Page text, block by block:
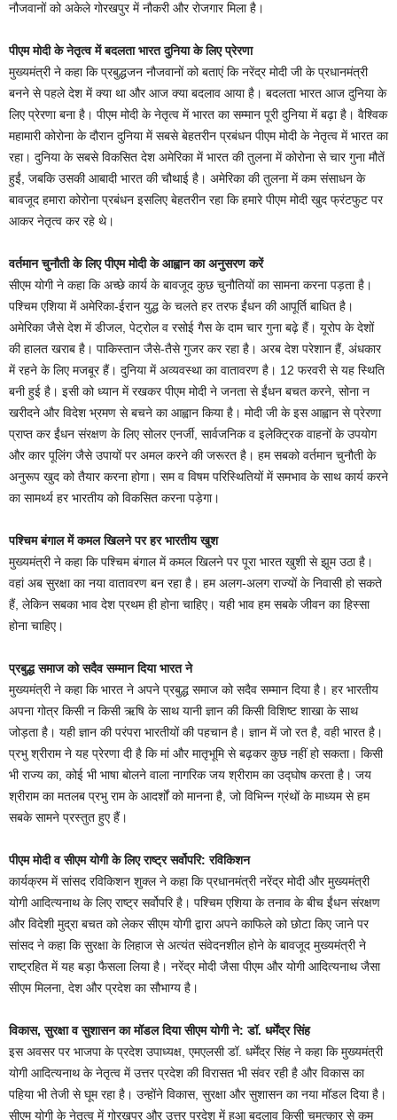
नौजवानों को अकेले गोरखपुर में नौकरी और रोजगार मिला है।
पीएम मोदी के नेतृत्व में बदलता भारत दुनिया के लिए प्रेरणा
मुख्यमंत्री ने कहा कि प्रबुद्धजन नौजवानों को बताएं कि नरेंद्र मोदी जी के प्रधानमंत्री
बनने से पहले देश में क्या था और आज क्या बदलाव आया है। बदलता भारत आज दुनिया के
लिए प्रेरणा बना है। पीएम मोदी के नेतृत्व में भारत का सम्मान पूरी दुनिया में बढ़ा है। वैश्विक
महामारी कोरोना के दौरान दुनिया में सबसे बेहतरीन प्रबंधन पीएम मोदी के नेतृत्व में भारत का
रहा। दुनिया के सबसे विकसित देश अमेरिका में भारत की तुलना में कोरोना से चार गुना मौतें
हुईं, जबकि उसकी आबादी भारत की चौथाई है। अमेरिका की तुलना में कम संसाधन के
बावजूद हमारा कोरोना प्रबंधन इसलिए बेहतरीन रहा कि हमारे पीएम मोदी खुद फ्रंटफुट पर
आकर नेतृत्व कर रहे थे।
वर्तमान चुनौती के लिए पीएम मोदी के आह्वान का अनुसरण करें
सीएम योगी ने कहा कि अच्छे कार्य के बावजूद कुछ चुनौतियों का सामना करना पड़ता है।
पश्चिम एशिया में अमेरिका-ईरान युद्ध के चलते हर तरफ ईंधन की आपूर्ति बाधित है।
अमेरिका जैसे देश में डीजल, पेट्रोल व रसोई गैस के दाम चार गुना बढ़े हैं। यूरोप के देशों
की हालत खराब है। पाकिस्तान जैसे-तैसे गुजर कर रहा है। अरब देश परेशान हैं, अंधकार
में रहने के लिए मजबूर हैं। दुनिया में अव्यवस्था का वातावरण है। 12 फरवरी से यह स्थिति
बनी हुई है। इसी को ध्यान में रखकर पीएम मोदी ने जनता से ईंधन बचत करने, सोना न
खरीदने और विदेश भ्रमण से बचने का आह्वान किया है। मोदी जी के इस आह्वान से प्रेरणा
प्राप्त कर ईंधन संरक्षण के लिए सोलर एनर्जी, सार्वजनिक व इलेक्ट्रिक वाहनों के उपयोग
और कार पूलिंग जैसे उपायों पर अमल करने की जरूरत है। हम सबको वर्तमान चुनौती के
अनुरूप खुद को तैयार करना होगा। सम व विषम परिस्थितियों में समभाव के साथ कार्य करने
का सामर्थ्य हर भारतीय को विकसित करना पड़ेगा।
पश्चिम बंगाल में कमल खिलने पर हर भारतीय खुश
मुख्यमंत्री ने कहा कि पश्चिम बंगाल में कमल खिलने पर पूरा भारत खुशी से झूम उठा है।
वहां अब सुरक्षा का नया वातावरण बन रहा है। हम अलग-अलग राज्यों के निवासी हो सकते
हैं, लेकिन सबका भाव देश प्रथम ही होना चाहिए। यही भाव हम सबके जीवन का हिस्सा
होना चाहिए।
प्रबुद्ध समाज को सदैव सम्मान दिया भारत ने
मुख्यमंत्री ने कहा कि भारत ने अपने प्रबुद्ध समाज को सदैव सम्मान दिया है। हर भारतीय
अपना गोत्र किसी न किसी ऋषि के साथ यानी ज्ञान की किसी विशिष्ट शाखा के साथ
जोड़ता है। यही ज्ञान की परंपरा भारतीयों की पहचान है। ज्ञान में जो रत है, वही भारत है।
प्रभु श्रीराम ने यह प्रेरणा दी है कि मां और मातृभूमि से बढ़कर कुछ नहीं हो सकता। किसी
भी राज्य का, कोई भी भाषा बोलने वाला नागरिक जय श्रीराम का उद्घोष करता है। जय
श्रीराम का मतलब प्रभु राम के आदर्शों को मानना है, जो विभिन्न ग्रंथों के माध्यम से हम
सबके सामने प्रस्तुत हुए हैं।
पीएम मोदी व सीएम योगी के लिए राष्ट्र सर्वोपरि: रविकिशन
कार्यक्रम में सांसद रविकिशन शुक्ल ने कहा कि प्रधानमंत्री नरेंद्र मोदी और मुख्यमंत्री
योगी आदित्यनाथ के लिए राष्ट्र सर्वोपरि है। पश्चिम एशिया के तनाव के बीच ईंधन संरक्षण
और विदेशी मुद्रा बचत को लेकर सीएम योगी द्वारा अपने काफिले को छोटा किए जाने पर
सांसद ने कहा कि सुरक्षा के लिहाज से अत्यंत संवेदनशील होने के बावजूद मुख्यमंत्री ने
राष्ट्रहित में यह बड़ा फैसला लिया है। नरेंद्र मोदी जैसा पीएम और योगी आदित्यनाथ जैसा
सीएम मिलना, देश और प्रदेश का सौभाग्य है।
विकास, सुरक्षा व सुशासन का मॉडल दिया सीएम योगी ने: डॉ. धर्मेंद्र सिंह
इस अवसर पर भाजपा के प्रदेश उपाध्यक्ष, एमएलसी डॉ. धर्मेंद्र सिंह ने कहा कि मुख्यमंत्री
योगी आदित्यनाथ के नेतृत्व में उत्तर प्रदेश की विरासत भी संवर रही है और विकास का
पहिया भी तेजी से घूम रहा है। उन्होंने विकास, सुरक्षा और सुशासन का नया मॉडल दिया है।
सीएम योगी के नेतृत्व में गोरखपुर और उत्तर प्रदेश में हुआ बदलाव किसी चमत्कार से कम